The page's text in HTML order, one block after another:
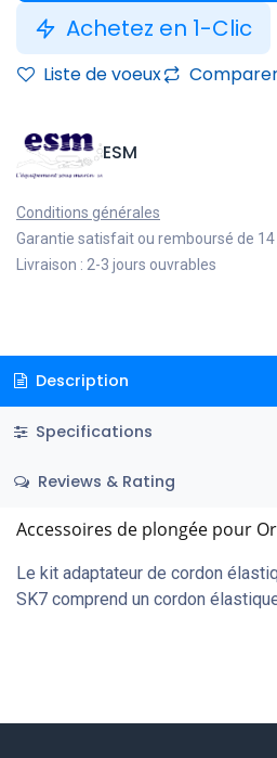
Achetez en 1-Clic
Liste de voeux
ESM
Conditions générales
Garantie satisfait ou remboursé de 14
Livraison : 2-3 jours ouvrables
Description
Specifications
Reviews & Rating
Accessoires de plongée pour
Le kit adaptateur de cordon
SK7 comprend un cordon